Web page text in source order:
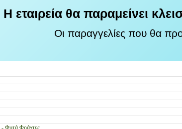
Η εταιρεία θα παραμείνει
Οι παραγγελίες που θα
- Φυτά Φράχτες